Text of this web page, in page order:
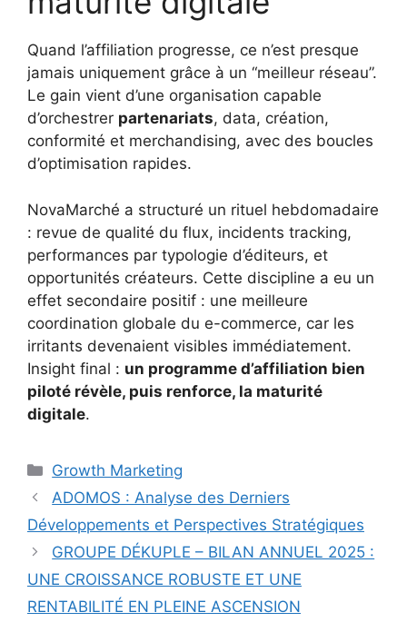
Quand l’affiliation progresse, ce n’est presque
jamais uniquement grâce à un “meilleur réseau”.
Le gain vient d’une organisation capable
d’orchestrer partenariats, data, création,
conformité et merchandising, avec des boucles
d’optimisation rapides.
NovaMarché a structuré un rituel hebdomadaire
: revue de qualité du flux, incidents tracking,
performances par typologie d’éditeurs, et
opportunités créateurs. Cette discipline a eu un
effet secondaire positif : une meilleure
coordination globale du e-commerce, car les
irritants devenaient visibles immédiatement.
Insight final : un programme d’affiliation bien
piloté révèle, puis renforce, la maturité
digitale.
Catégories
Growth Marketing
ADOMOS : Analyse des Derniers
Développements et Perspectives Stratégiques
GROUPE DÉKUPLE – BILAN ANNUEL 2025 :
UNE CROISSANCE ROBUSTE ET UNE
RENTABILITÉ EN PLEINE ASCENSION